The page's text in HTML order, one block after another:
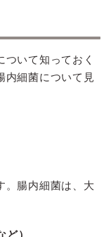
いて知っておく
内細菌について見
。腸内細菌は、大
）